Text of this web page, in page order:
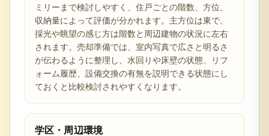
ミリーまで検討しやすく、住戸ごとの階数、方位、
収納量によって評価が分かれます。主方位は東で、
採光や眺望の感じ方は階数と周辺建物の状況に左右
されます。売却準備では、室内写真で広さと明るさ
が伝わるように整理し、水回りや床壁の状態、リフ
ォーム履歴、設備交換の有無を説明できる状態にし
ておくと比較検討されやすくなります。
学区・周辺環境